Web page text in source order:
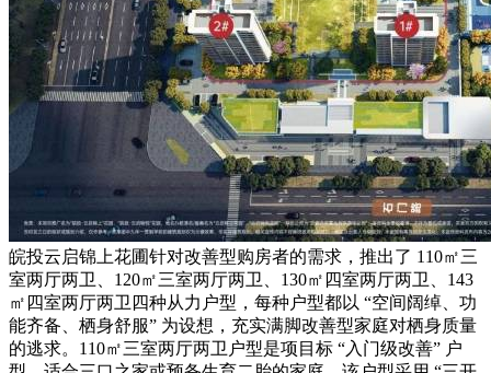
皖投云启锦上花圃针对改善型购房者的需求，推出了 110㎡三
室两厅两卫、120㎡三室两厅两卫、130㎡四室两厅两卫、143
㎡四室两厅两卫四种从力户型，每种户型都以 “空间阔绰、功
能齐备、栖身舒服” 为设想，充实满脚改善型家庭对栖身质量
的逃求。110㎡三室两厅两卫户型是项目标 “入门级改善” 户